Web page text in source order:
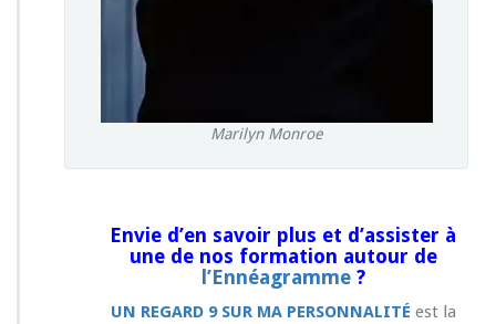
Marilyn Monroe
Envie d’en savoir plus et d’assister à
une de nos formation autour de
l’Ennéagramme?
UN REGARD 9 SUR MA PERSONNALITÉ est la